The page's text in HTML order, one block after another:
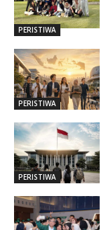
PERISTIWA
PERISTIWA
PERISTIWA